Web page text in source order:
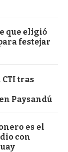
que eligió
festejar
tras
Paysandú
es el
con